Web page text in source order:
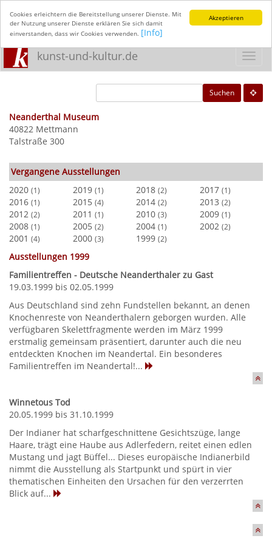
Akzeptieren
Cookies erleichtern die Bereitstellung unserer Dienste. Mit
der Nutzung unserer Dienste erklären Sie sich damit
einverstanden, dass wir Cookies verwenden. [Info]
kunst-und-kultur.de
Suchen
Neanderthal Museum
40822 Mettmann
Talstraße 300
Vergangene Ausstellungen
2020 (1) 2019 (1) 2018 (2) 2017 (1)
2016 (1) 2015 (4) 2014 (2) 2013 (2)
2012 (2) 2011 (1) 2010 (3) 2009 (1)
2008 (1) 2005 (2) 2004 (1) 2002 (2)
2001 (4) 2000 (3) 1999 (2)
Ausstellungen 1999
Familientreffen - Deutsche Neanderthaler zu Gast
19.03.1999 bis 02.05.1999
Aus Deutschland sind zehn Fundstellen bekannt, an denen
Knochenreste von Neanderthalern geborgen wurden. Alle
verfügbaren Skelettfragmente werden im März 1999
erstmalig gemeinsam präsentiert, darunter auch die neu
entdeckten Knochen im Neandertal. Ein besonderes
Familientreffen im Neandertal!...
Winnetous Tod
20.05.1999 bis 31.10.1999
Der Indianer hat scharfgeschnittene Gesichtszüge, lange
Haare, trägt eine Haube aus Adlerfedern, reitet einen edlen
Mustang und jagt Büffel... Dieses europäische Indianerbild
nimmt die Ausstellung als Startpunkt und spürt in vier
thematischen Einheiten den Ursachen für den verzerrten
Blick auf...